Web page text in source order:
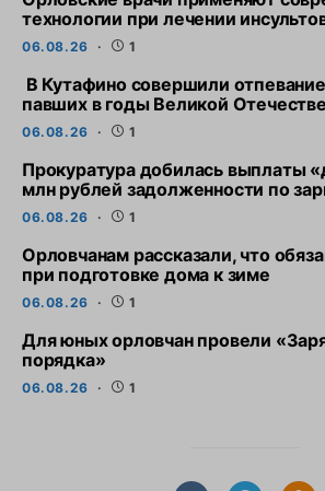
технологии при лечении
06.08.26 1
В Кутафино совершили
павших в годы Великой
06.08.26 1
Прокуратура добилась выплаты
млн рублей задолженности по
06.08.26 1
Орловчанам рассказали, что
при подготовке дома к зиме
06.08.26 1
Для юных орловчан провели
порядка»
06.08.26 1